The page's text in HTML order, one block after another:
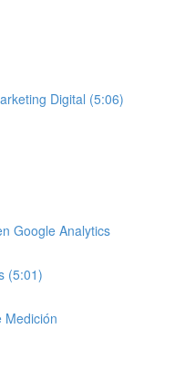
Digital (5:06)
Google Analytics
(5:01)
Medición